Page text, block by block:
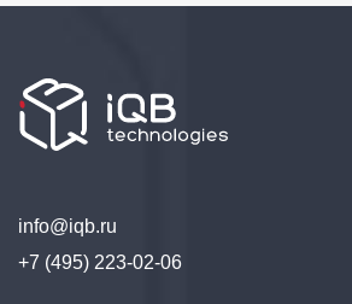
info@iqb.ru
+7 (495) 223-02-06